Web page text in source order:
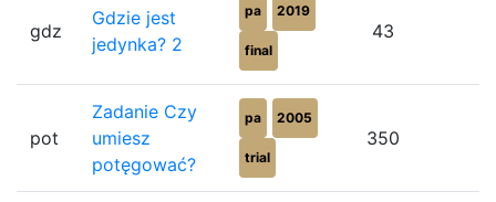
gdz
Gdzie jest
jedynka? 2
pa 2019
final
43
pot
Zadanie Czy
umiesz
potęgować?
pa 2005
trial
350